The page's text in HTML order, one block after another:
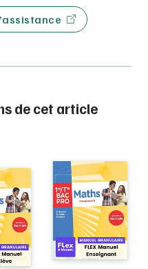
de cet article